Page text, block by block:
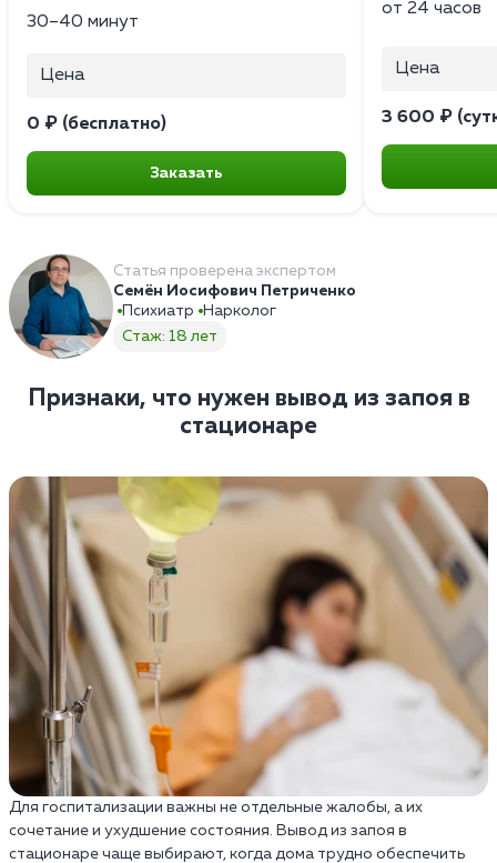
30–40 минут
Цена
0 ₽ (бесплатно)
Заказать
от 24 часов
Цена
3 600 ₽
Статья проверена экспертом
Семён Иосифович Петриченко
Психиатр
Нарколог
Стаж: 18 лет
Признаки, что нужен вывод из запоя в
стационаре
Для госпитализации важны не отдельные жалобы, а их
сочетание и ухудшение состояния. Вывод из запоя в
стационаре чаще выбирают, когда дома трудно обеспечить